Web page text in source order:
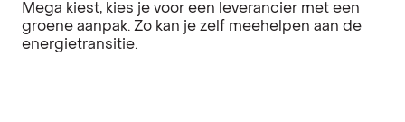
Mega kiest, kies je voor een leverancier met een
groene aanpak. Zo kan je zelf meehelpen aan de
energietransitie.